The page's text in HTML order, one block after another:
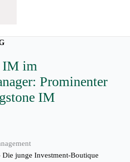
IM im
Prominenter
IM
Die junge Investment-Boutique